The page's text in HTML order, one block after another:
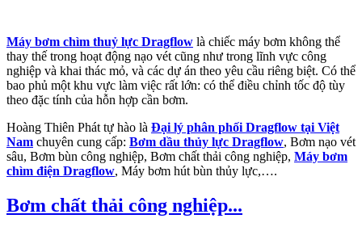
Máy bơm chìm thuỷ lực Dragflow là chiếc máy bơm không thể
thay thế trong hoạt động nạo vét cũng như trong lĩnh vực công
nghiệp và khai thác mỏ, và các dự án theo yêu cầu riêng biệt. Có thể
bao phủ một khu vực làm việc rất lớn: có thể điều chỉnh tốc độ tùy
theo đặc tính của hỗn hợp cần bơm.
Hoàng Thiên Phát tự hào là Đại lý phân phối Dragflow tại Việt
Nam chuyên cung cấp: Bơm dầu thủy lực Dragflow, Bơm nạo vét
sâu, Bơm bùn công nghiệp, Bơm chất thải công nghiệp, Máy bơm
chìm điện Dragflow, Máy bơm hút bùn thủy lực,….
Bơm chất thải công nghiệp...